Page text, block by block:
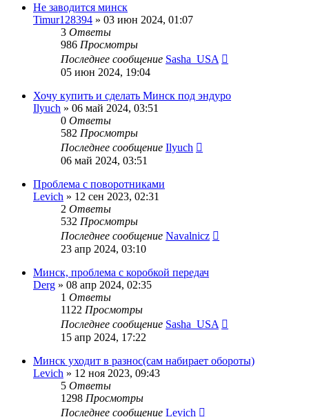
Не заводится минск
Timur128394 » 03 июн 2024, 01:07
3 Ответы
986 Просмотры
Последнее сообщение Sasha_USA
05 июн 2024, 19:04
Хочу купить и сделать Минск под эндуро
Ilyuch » 06 май 2024, 03:51
0 Ответы
582 Просмотры
Последнее сообщение Ilyuch
06 май 2024, 03:51
Проблема с поворотниками
Levich » 12 сен 2023, 02:31
2 Ответы
532 Просмотры
Последнее сообщение Navalnicz
23 апр 2024, 03:10
Минск, проблема с коробкой передач
Derg » 08 апр 2024, 02:35
1 Ответы
1122 Просмотры
Последнее сообщение Sasha_USA
15 апр 2024, 17:22
Минск уходит в разнос(сам набирает обороты)
Levich » 12 ноя 2023, 09:43
5 Ответы
1298 Просмотры
Последнее сообщение Levich